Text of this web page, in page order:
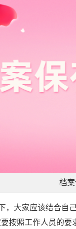
档
，大家应该结合自
按照工作人员的要